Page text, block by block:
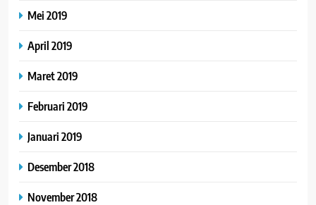
Mei 2019
April 2019
Maret 2019
Februari 2019
Januari 2019
Desember 2018
November 2018